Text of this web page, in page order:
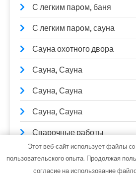
С легким паром, баня
С легким паром, сауна
Сауна охотного двора
Сауна, Сауна
Сауна, Сауна
Сауна, Сауна
Сварочные работы
СибТракСкан,
DongFeng, официальный дилер
Этот веб-сайт использует файлы
пользовательского опыта. Продолжая
согласие на использование